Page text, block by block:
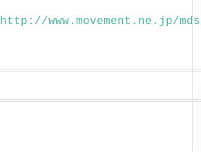
http://www.movement.ne.jp/